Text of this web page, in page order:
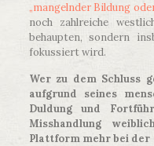
„mangelnder Bildung
noch zahlreiche
behaupten, sondern
fokussiert wird.
Wer zu dem Schluss
aufgrund seines
Duldung und
Misshandlung
Plattform mehr bei der